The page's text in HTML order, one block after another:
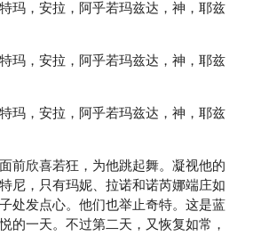
玛，安拉，阿乎若玛兹达，神，耶兹
玛，安拉，阿乎若玛兹达，神，耶兹
玛，安拉，阿乎若玛兹达，神，耶兹
前欣喜若狂，为他跳起舞。凝视他的
尼，只有玛妮、拉诺和诺芮娜端庄如
处发点心。他们也举止奇特。这是蓝
的一天。不过第二天，又恢复如常，